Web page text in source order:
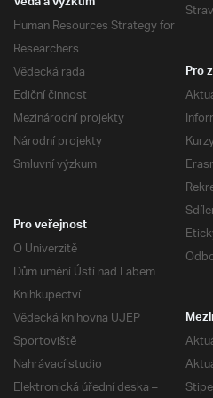
Human Resources Strategy for
Researchers
Vědecká rada
Ediční činnost
Mezinárodní projekty
Národní projekty
Smluvní výzkum
Pro
Pro veřejnost
O Univerzitě
Dům umění Ústí nad Labem
Knihkupectví
Vědecká knihovna UJEP
Sportoviště
Nahrávací studio
Elektronická úřední deska –